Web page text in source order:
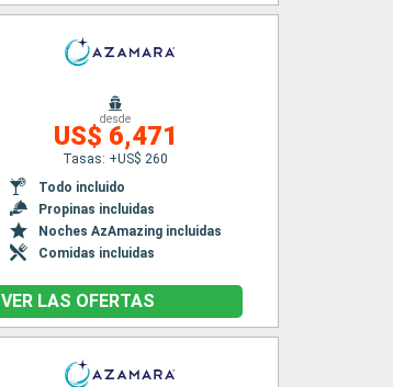
desde
US$ 6,471
Tasas: +US$ 260
Todo incluido
Propinas incluidas
Noches AzAmazing incluidas
Comidas incluidas
VER LAS OFERTAS